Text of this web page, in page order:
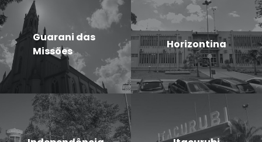
Guarani das
Missões
Horizontina